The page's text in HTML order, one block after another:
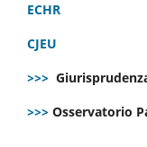
ECHR
CJEU
>>>
>>> Osservatorio